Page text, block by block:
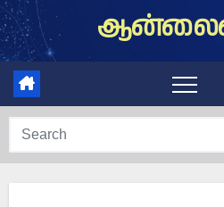
Skip
to
content